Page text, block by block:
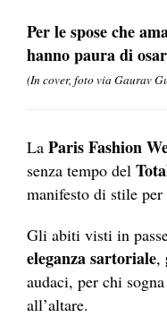
Per le spose che
hanno paura di
(In cover, foto via Gaurav
La Paris Fashion
senza tempo del
manifesto di stile per
Gli abiti visti in
eleganza sartoriale,
audaci, per chi
all’altare.